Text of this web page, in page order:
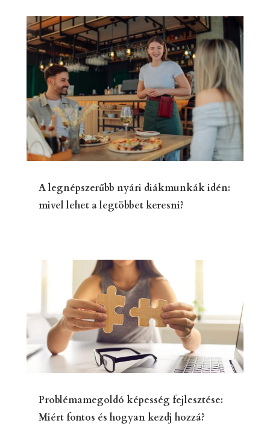
A legnépszerűbb nyári diákmunkák idén:
mivel lehet a legtöbbet keresni?
Problémamegoldó képesség fejlesztése:
Miért fontos és hogyan kezdj hozzá?